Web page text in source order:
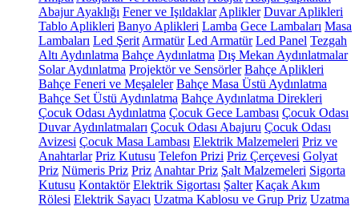
Abajur Ayaklığı Fener ve Işıldaklar Aplikler Duvar Aplikleri
Tablo Aplikleri Banyo Aplikleri Lamba Gece Lambaları Masa
Lambaları Led Şerit Armatür Led Armatür Led Panel Tezgah
Altı Aydınlatma Bahçe Aydınlatma Dış Mekan Aydınlatmalar
Solar Aydınlatma Projektör ve Sensörler Bahçe Aplikleri
Bahçe Feneri ve Meşaleler Bahçe Masa Üstü Aydınlatma
Bahçe Set Üstü Aydınlatma Bahçe Aydınlatma Direkleri
Çocuk Odası Aydınlatma Çocuk Gece Lambası Çocuk Odası
Duvar Aydınlatmaları Çocuk Odası Abajuru Çocuk Odası
Avizesi Çocuk Masa Lambası Elektrik Malzemeleri Priz ve
Anahtarlar Priz Kutusu Telefon Prizi Priz Çerçevesi Golyat
Priz Nümeris Priz Priz Anahtar Priz Şalt Malzemeleri Sigorta
Kutusu Kontaktör Elektrik Sigortası Şalter Kaçak Akım
Rölesi Elektrik Sayacı Uzatma Kablosu ve Grup Priz Uzatma